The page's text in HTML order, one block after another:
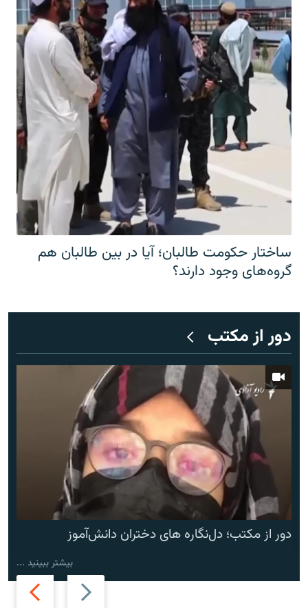
ساختار حکومت طالبان؛ آیا در بین طالبان هم
گروه‌های وجود دارند؟
دور از مکتب
Previous
slide
Next
slide
دور از مکتب؛ دل‌نگاره های دختران دانش‌آموز
بیشتر ببینید ...